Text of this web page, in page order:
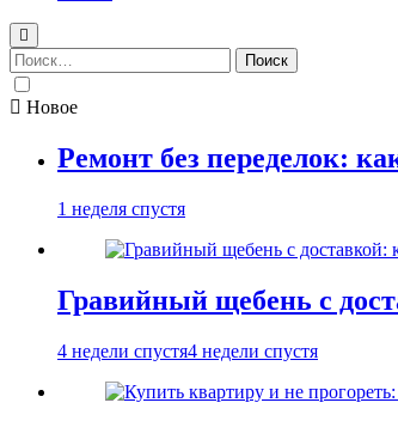
Найти:
Новое
Ремонт без переделок:
1 неделя спустя
Гравийный щебень с
4 недели спустя4 недели спустя